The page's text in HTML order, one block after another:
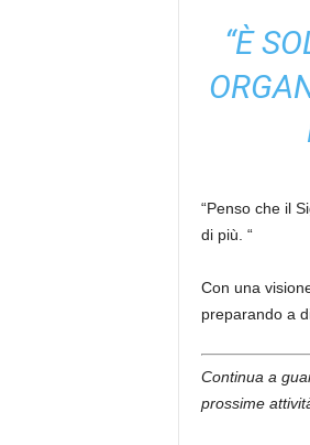
“È
“Penso che il
di più. “
Con una
preparando a
Continua a
prossime